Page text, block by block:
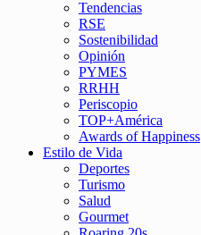
Tendencias
RSE
Sostenibilidad
Opinión
PYMES
RRHH
Periscopio
TOP+América
Awards of Happiness
Estilo de Vida
Deportes
Turismo
Salud
Gourmet